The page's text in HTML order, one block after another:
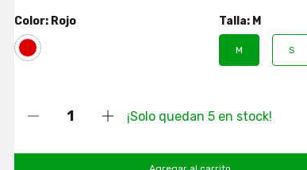
Color: Rojo Talla: M
M S
¡Solo quedan 5en stock!